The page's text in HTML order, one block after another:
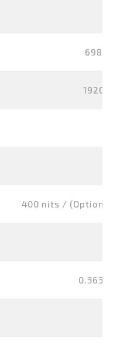
400 nits /